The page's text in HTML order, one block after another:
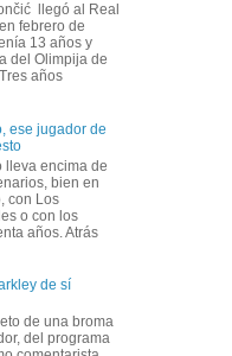
llegó al Real
febrero de
13 años y
del Olimpija de
años
ese jugador de
lleva encima de
bien en
con Los
o con los
años. Atrás
de sí
de una broma
del programa